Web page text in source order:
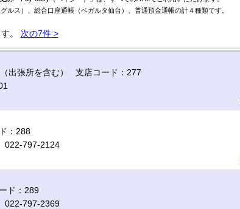
ルス）、総合口座通帳（ベガルタ仙台）、普通預金通帳の計４種類です。
。 次の7件 >
出張所を含む） 支店コード：277
：288
022-797-2124
ド：289
022-797-2369